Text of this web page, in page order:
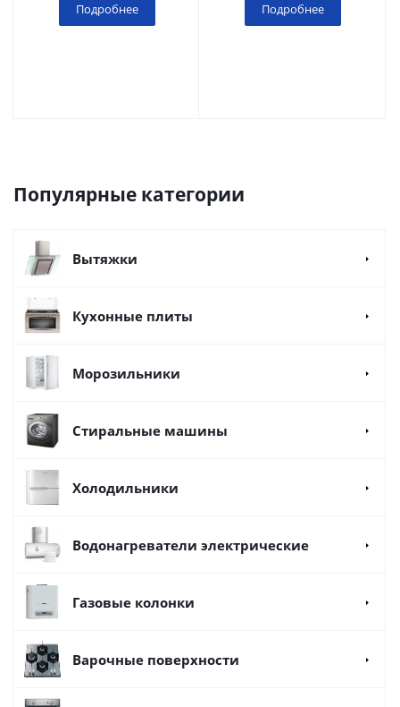
Подробнее Подробнее
Популярные категории
Вытяжки
Кухонные плиты
Морозильники
Стиральные машины
Холодильники
Водонагреватели электрические
Газовые колонки
Варочные поверхности